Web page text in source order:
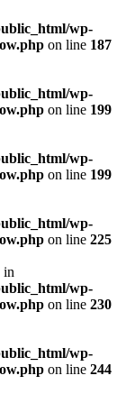
wp-
on line 187
wp-
on line 199
wp-
on line 199
wp-
on line 225
in
wp-
on line 230
wp-
on line 244